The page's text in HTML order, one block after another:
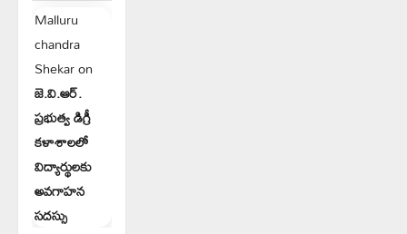
Malluru
chandra
Shekaron
జె.వి.ఆర్.
ప్రభుత్వ డిగ్రీ
కళాశాలలో
విద్యార్థులకు
అవగాహన
సదస్సు